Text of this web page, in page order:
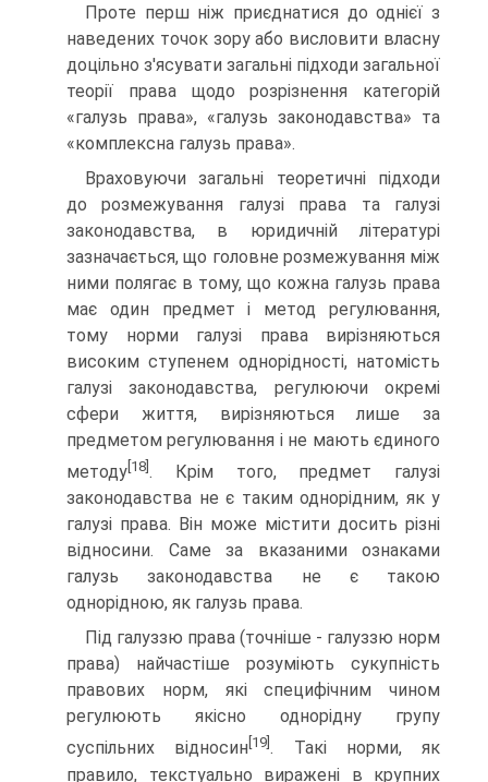
Проте перш ніж приєднатися до однієї з
наведених точок зору або висловити власну
доцільно з'ясувати загальні підхо­ди загальної
теорії права щодо розрізнення категорій
«галузь права», «галузь законодавства» та
«комплексна галузь права».
Враховуючи загальні теоретичні підходи
до розмежу­вання галузі права та галузі
законодавства, в юридичній літературі
зазначається, що головне розмежування між
ни­ми полягає в тому, що кожна галузь права
має один предмет і метод регулювання,
тому норми галузі права вирізняються
високим ступенем однорідності, натомість
галузі законодав­ства, регулюючи окремі
сфери життя, вирізняються лише за
предметом регулювання і не мають єдиного
методу [18] . Крім того, предмет галузі
законодавства не є таким однорідним, як у
галузі права. Він може містити досить різні
відносини. Саме за вказаними ознаками
галузь законодавства не є та­кою
однорідною, як галузь права.
Під галуззю права (точніше - галуззю норм
права) найчас­тіше розуміють сукупність
правових норм, які специфічним чином
регулюють якісно однорідну групу
суспільних відно­син [19] . Такі норми, як
правило, текстуально виражені в крупних